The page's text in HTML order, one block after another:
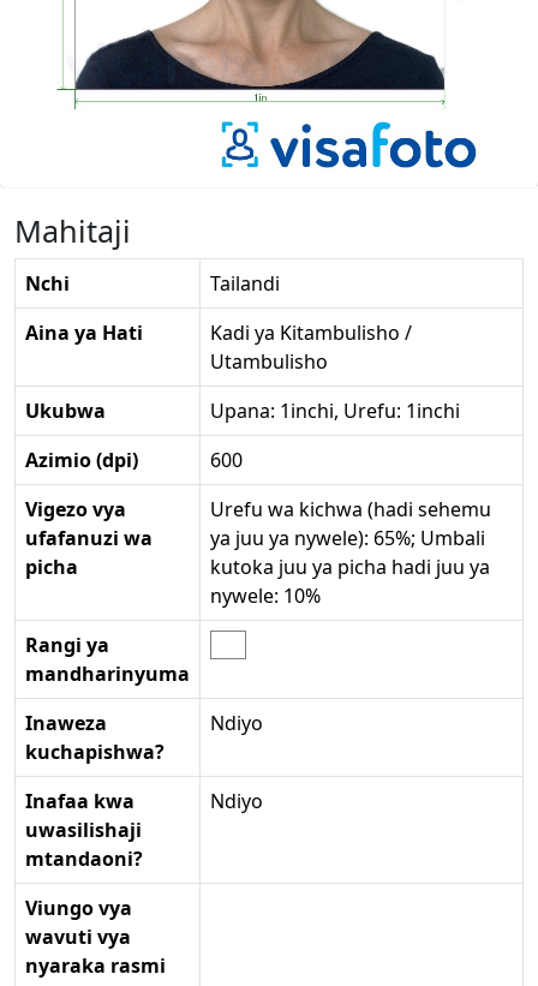
Mahitaji
Nchi
Tailandi
Aina ya Hati
Kadi ya Kitambulisho /
Utambulisho
Ukubwa
Upana: 1inchi, Urefu: 1inchi
Azimio (dpi)
600
Vigezo vya
ufafanuzi wa
picha
Urefu wa kichwa (hadi sehemu
ya juu ya nywele): 65%; Umbali
kutoka juu ya picha hadi juu ya
nywele: 10%
Rangi ya
mandharinyuma
Inaweza
kuchapishwa?
Ndiyo
Inafaa kwa
uwasilishaji
mtandaoni?
Ndiyo
Viungo vya
wavuti vya
nyaraka rasmi